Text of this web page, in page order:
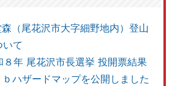
（尾花沢市大字細野地内）登山
て
８年 尾花沢市長選挙 投開票結果
ｂハザードマップを公開しました